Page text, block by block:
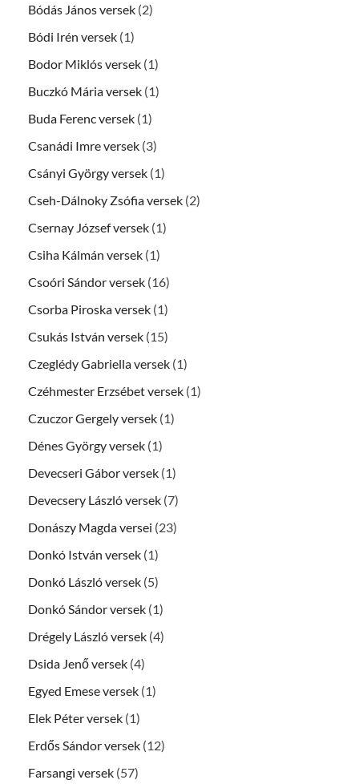
Bódás János versek (2)
Bódi Irén versek (1)
Bodor Miklós versek (1)
Buczkó Mária versek (1)
Buda Ferenc versek (1)
Csanádi Imre versek (3)
Csányi György versek (1)
Cseh-Dálnoky Zsófia versek (2)
Csernay József versek (1)
Csiha Kálmán versek (1)
Csoóri Sándor versek (16)
Csorba Piroska versek (1)
Csukás István versek (15)
Czeglédy Gabriella versek (1)
Czéhmester Erzsébet versek (1)
Czuczor Gergely versek (1)
Dénes György versek (1)
Devecseri Gábor versek (1)
Devecsery László versek (7)
Donászy Magda versei (23)
Donkó István versek (1)
Donkó László versek (5)
Donkó Sándor versek (1)
Drégely László versek (4)
Dsida Jenő versek (4)
Egyed Emese versek (1)
Elek Péter versek (1)
Erdős Sándor versek (12)
Farsangi versek (57)